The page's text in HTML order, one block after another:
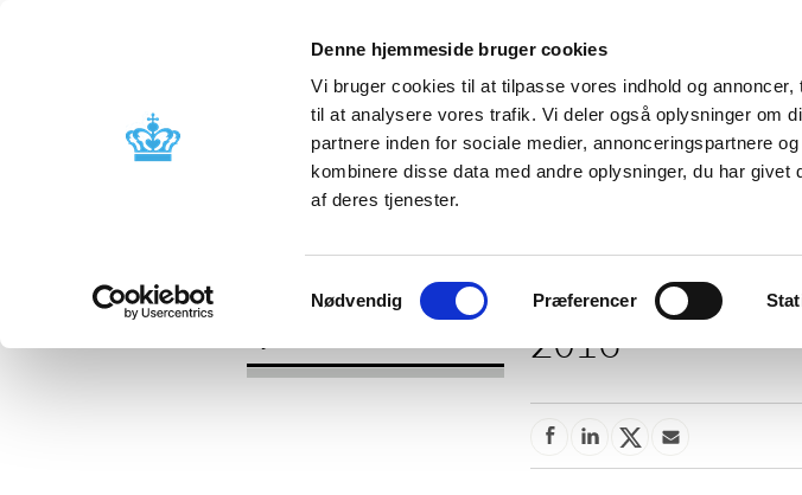
Denne hjemmeside bruger cookies
Vi bruger cookies til at tilpasse vores indhold og
til at analysere vores trafik. Vi deler også oplysninger om
partnere inden for sociale medier, annonceringspartnere
kombinere disse data med andre oplysninger, du har
af deres tjenester.
Samtykkevalg
Nødvendig Præferencer
Godkendelse og
Bivirkninger og
produktinformation
Tilskud og
2016